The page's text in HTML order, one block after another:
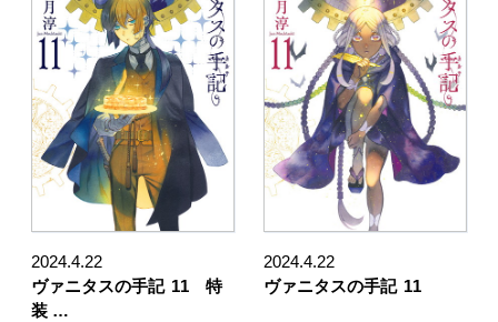
2024.4.22
ヴァニタスの手記 11 特
装 …
2024.4.22
ヴァニタスの手記 11